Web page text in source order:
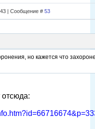
| Сообщение # 53
но кажется что
отсюда: